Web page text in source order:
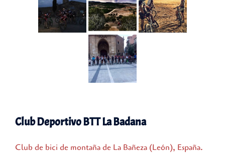
Club Deportivo BTT La Badana
Club de bici de montaña de La Bañeza (León), España.